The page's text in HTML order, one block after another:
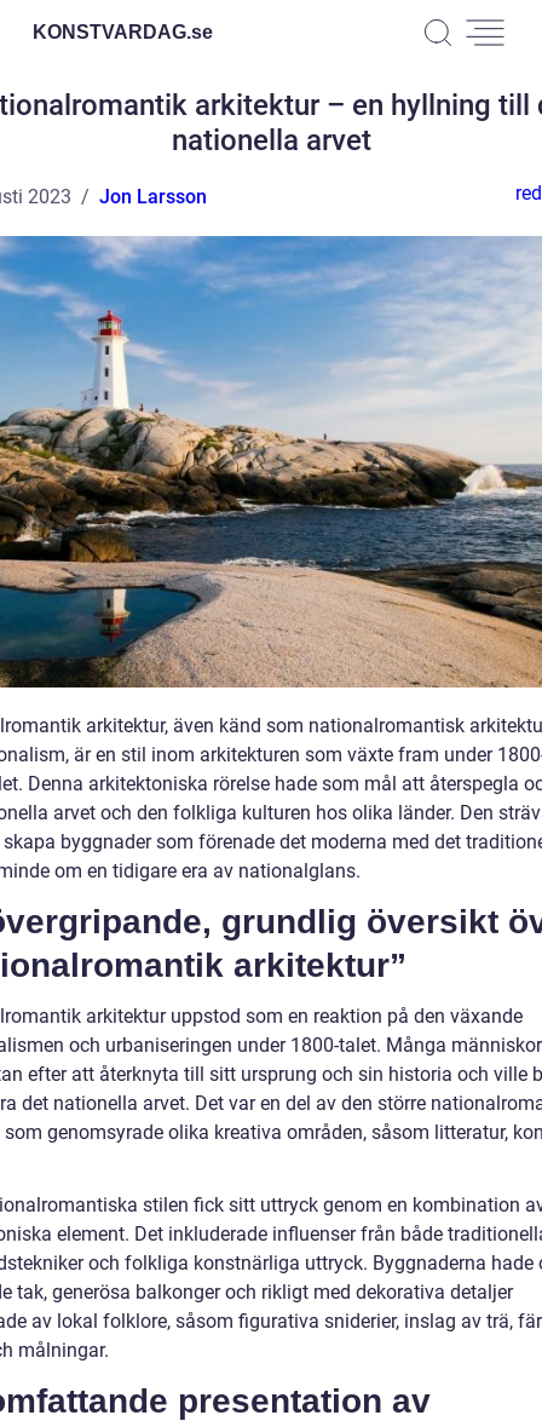
KONSTVARDAG.se
arkitektur – en hyllning till
nationella arvet
2023 Jon Larsson
arkitektur, även känd som nationalromantisk
är en stil inom arkitekturen som växte fram under
Denna arkitektoniska rörelse hade som mål att återspegla
arvet och den folkliga kulturen hos olika länder. Den
byggnader som förenade det moderna med det
om en tidigare era av nationalglans.
grundlig översikt
arkitektur”
arkitektur uppstod som en reaktion på den växande
och urbaniseringen under 1800-talet. Många
efter att återknyta till sitt ursprung och sin historia och ville
det nationella arvet. Det var en del av den större
som genomsyrade olika kreativa områden, såsom litteratur,
stilen fick sitt uttryck genom en kombination
element. Det inkluderade influenser från både
och folkliga konstnärliga uttryck. Byggnaderna hade
tak, generösa balkonger och rikligt med dekorativa detaljer
av lokal folklore, såsom figurativa sniderier, inslag av trä,
målningar.
presentation av